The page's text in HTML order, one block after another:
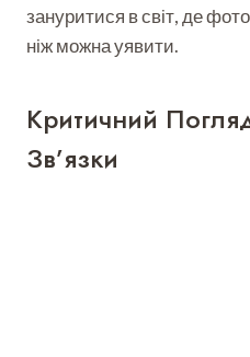
зануритися в світ, де
ніж можна уявити.
Критичний
Зв’язки